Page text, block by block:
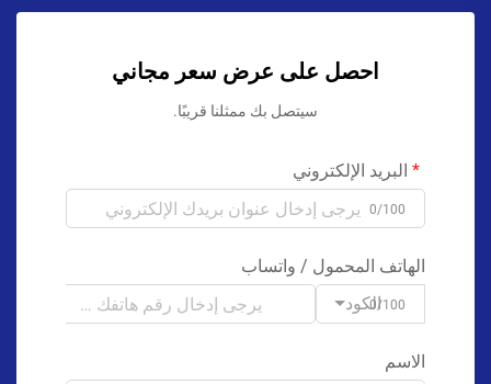
احصل على عرض سعر مجاني
سيتصل بك ممثلنا قريبًا.
البريد الإلكتروني
0/100
الهاتف المحمول / واتساب
الكود0/100
الاسم